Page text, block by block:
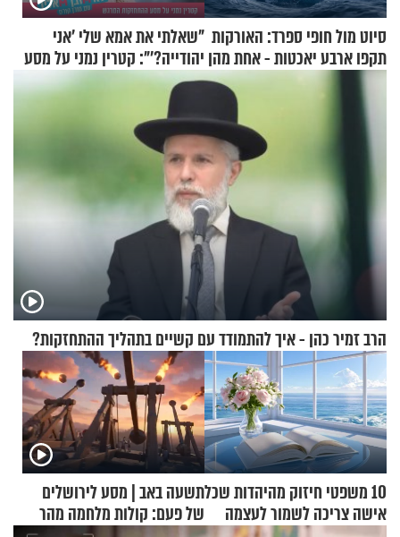
סיוט מול חופי ספרד: האורקות
תקפו ארבע יאכטות - אחת מהן
"שאלתי את אמא שלי 'אני
יהודייה?'": קטרין נמני על מסע
ההתחזקות המרגש
הרב זמיר כהן - איך להתמודד עם קשיים בתהליך ההתחזקות?
10 משפטי חיזוק מהיהדות שכל
אישה צריכה לשמור לעצמה
תשעה באב | מסע לירושלים
של פעם: קולות מלחמה מהר